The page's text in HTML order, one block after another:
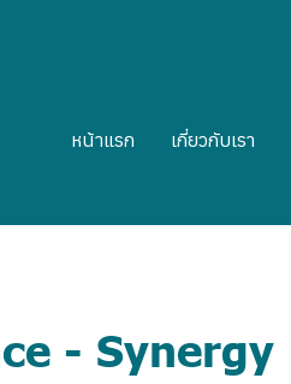
หน้าแรก เกี่ยวกับเรา
- Synergy